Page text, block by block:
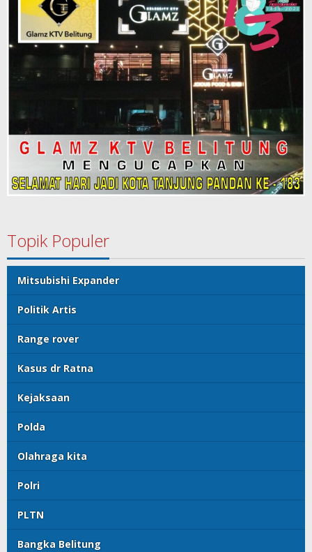
Topik Populer
Mitsubishi Expander
Politik Artis
Range rover
Kasus dr Ratna
Kejaksaan
Polda
Olahraga kita
Polri
PLTN
Bangka Belitung